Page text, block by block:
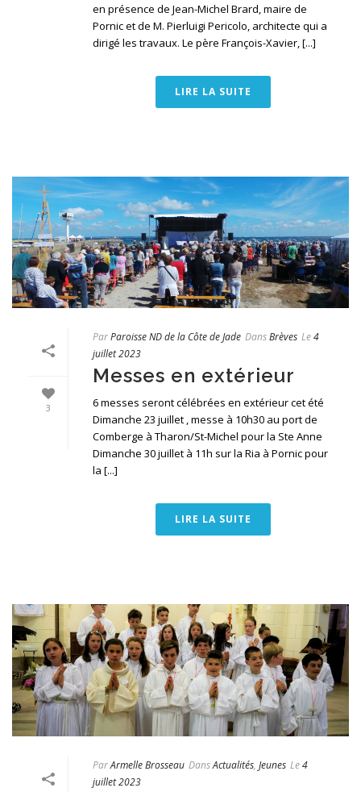
en présence de Jean-Michel Brard, maire de
Pornic et de M. Pierluigi Pericolo, architecte qui a
dirigé les travaux. Le père François-Xavier, [...]
LIRE LA SUITE
3
ParParoisse ND de la Côte de Jade DansBrèves Le4
juillet 2023
Messes en extérieur
6 messes seront célébrées en extérieur cet été
Dimanche 23 juillet , messe à 10h30 au port de
Comberge à Tharon/St-Michel pour la Ste Anne
Dimanche 30 juillet à 11h sur la Ria à Pornic pour
la [...]
LIRE LA SUITE
ParArmelle Brosseau DansActualités, Jeunes Le4
juillet 2023